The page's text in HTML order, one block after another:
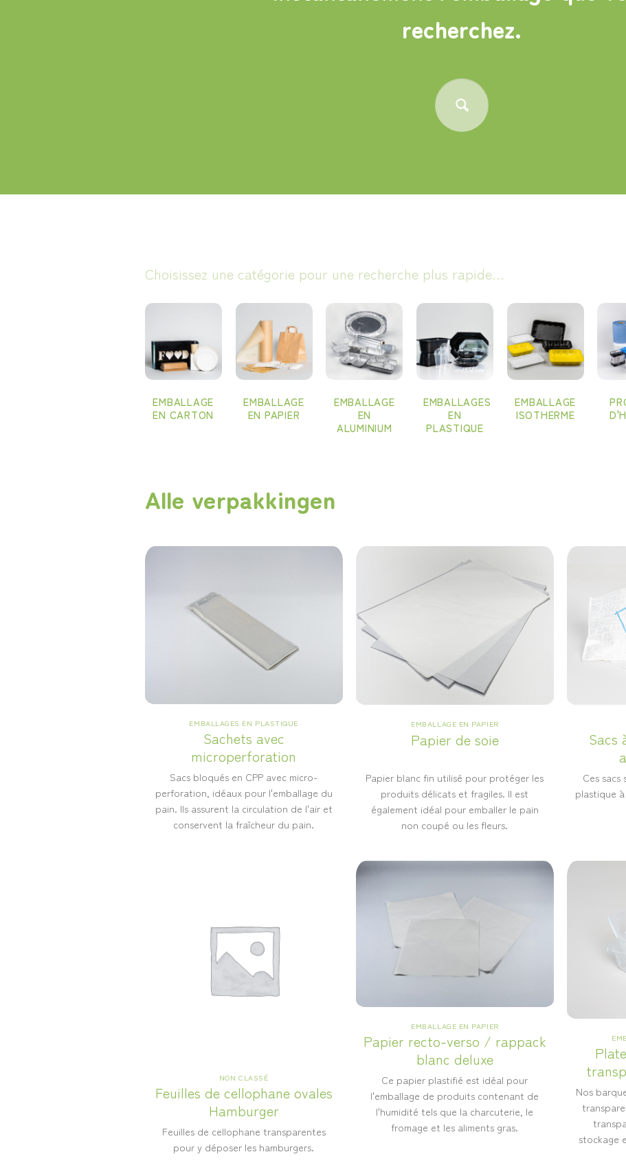
recherchez.
Choisissez une catégorie pour une recherche plus rapide…
EMBALLAGE
EN CARTON
EMBALLAGE
EN PAPIER
EMBALLAGE
EN
ALUMINIUM
EMBALLAGES
EN
PLASTIQUE
EMBALLAGE
ISOTHERME
Alle verpakkingen
EMBALLAGES EN PLASTIQUE
Sachets avec
microperforation
Sacs bloqués en CPP avec micro-
perforation, idéaux pour l'emballage du
pain. Ils assurent la circulation de l'air et
conservent la fraîcheur du pain.
EMBALLAGE EN PAPIER
Papier de soie
Papier blanc fin utilisé pour protéger les
produits délicats et fragiles. Il est
également idéal pour emballer le pain
non coupé ou les fleurs.
Sacs
Ces
plastique
NON CLASSÉ
Feuilles de cellophane ovales
Hamburger
Feuilles de cellophane transparentes
pour y déposer les hamburgers.
EMBALLAGE EN PAPIER
Papier recto-verso / rappack
blanc deluxe
Ce papier plastifié est idéal pour
l'emballage de produits contenant de
l'humidité tels que la charcuterie, le
fromage et les aliments gras.
Nos
stockage